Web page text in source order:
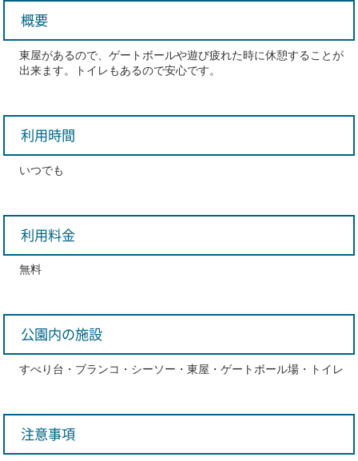
概要
東屋があるので、ゲートボールや遊び疲れた時に休憩することが
出来ます。トイレもあるので安心です。
利用時間
いつでも
利用料金
無料
公園内の施設
すべり台・ブランコ・シーソー・東屋・ゲートボール場・トイレ
注意事項